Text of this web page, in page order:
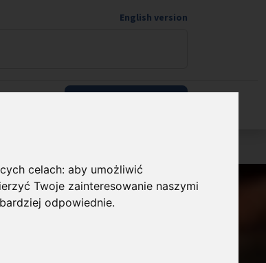
celach:aby umożliwić
Twoje zainteresowanie naszymi
odpowiednie.
English version